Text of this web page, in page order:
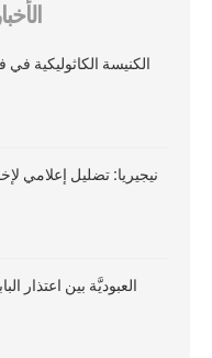
الكنيسة الكاثوليكية في
نيجيريا: تضليل إعلامي
العبوديَّة بين اعتذار